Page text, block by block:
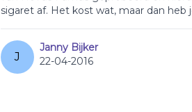
sigaret af. Het kost wat, maar dan heb
J
Janny Bijker
22-04-2016